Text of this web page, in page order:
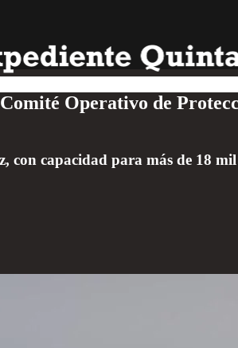
Operativo de
con capacidad para más de 18 mil